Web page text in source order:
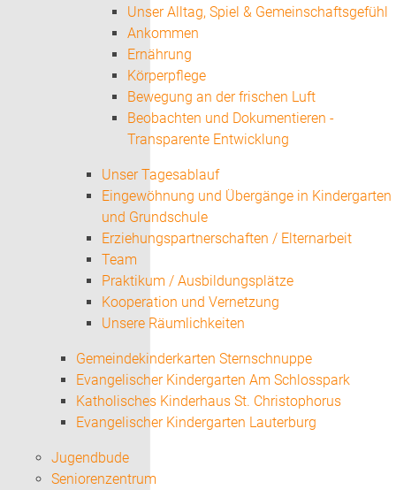
Unser Alltag, Spiel & Gemeinschaftsgefühl
Ankommen
Ernährung
Körperpflege
Bewegung an der frischen Luft
Beobachten und Dokumentieren -
Transparente Entwicklung
Unser Tagesablauf
Eingewöhnung und Übergänge in Kindergarten
und Grundschule
Erziehungspartnerschaften / Elternarbeit
Team
Praktikum / Ausbildungsplätze
Kooperation und Vernetzung
Unsere Räumlichkeiten
Gemeindekinderkarten Sternschnuppe
Evangelischer Kindergarten Am Schlosspark
Katholisches Kinderhaus St. Christophorus
Evangelischer Kindergarten Lauterburg
Jugendbude
Seniorenzentrum